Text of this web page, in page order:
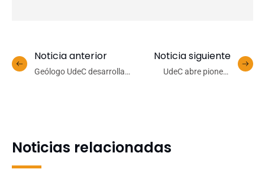
Noticia anterior
Geólogo UdeC desarrolla
Noticia siguiente
UdeC abre pionera
Noticias relacionadas